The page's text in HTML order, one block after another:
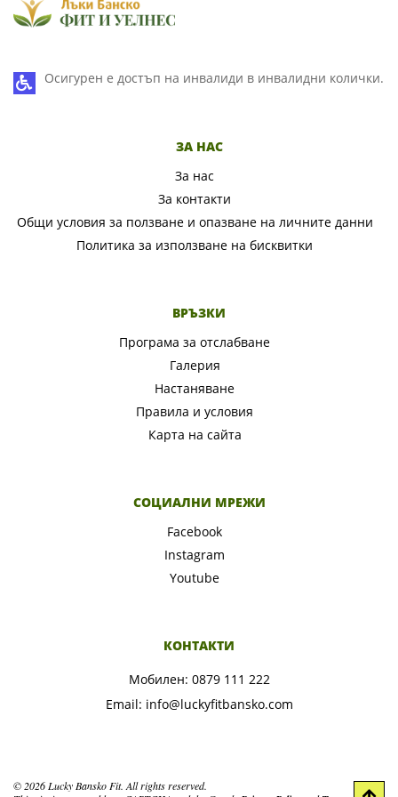
Осигурен е достъп на инвалиди в инвалидни колички.
ЗА НАС
За нас
За контакти
Общи условия за ползване и опазване на личните данни
Политика за използване на бисквитки
ВРЪЗКИ
Програма за отслабване
Галерия
Настаняване
Правила и условия
Карта на сайта
СОЦИАЛНИ МРЕЖИ
Facebook
Instagram
Youtube
КОНТАКТИ
Мобилен: 0879 111 222
Email: info@luckyfitbansko.com
© 2026 Lucky Bansko Fit. All rights reserved.